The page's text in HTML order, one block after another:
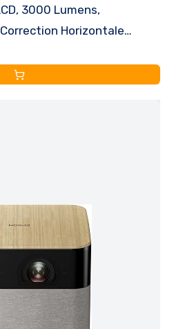
3000 Lumens,
Horizontale
Parleur intégré,